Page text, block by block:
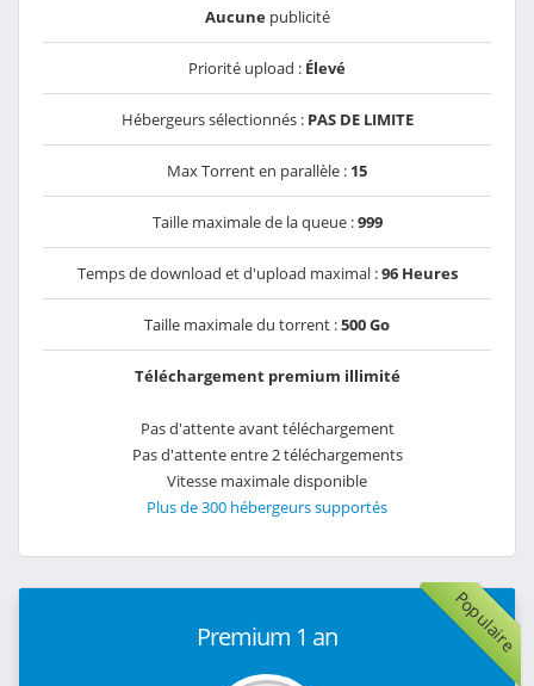
Aucunepublicité
Priorité upload : Élevé
Hébergeurs sélectionnés : PAS DE LIMITE
Max Torrent en parallèle : 15
Taille maximale de la queue :999
Temps de download et d'upload maximal :96 Heures
Taille maximale du torrent :500 Go
Téléchargement premium illimité
Pas d'attente avant téléchargement
Pas d'attente entre 2 téléchargements
Vitesse maximale disponible
Plus de 300 hébergeurs supportés
Populaire
Premium 1 an